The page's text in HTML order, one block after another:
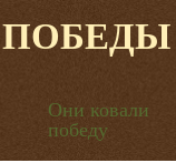
Они ковали
победу